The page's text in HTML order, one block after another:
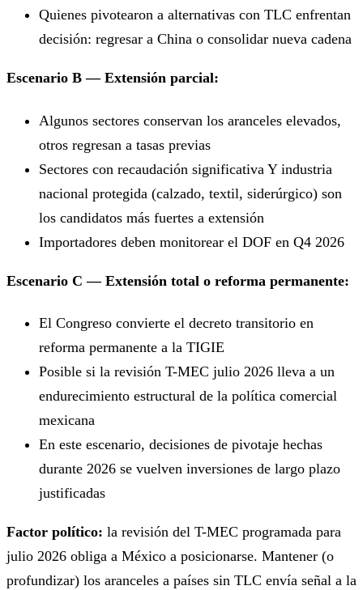
Quienes pivotearon a alternativas con TLC enfrentan
decisión: regresar a China o consolidar nueva cadena
Escenario B — Extensión parcial:
Algunos sectores conservan los aranceles elevados,
otros regresan a tasas previas
Sectores con recaudación significativa Y industria
nacional protegida (calzado, textil, siderúrgico) son
los candidatos más fuertes a extensión
Importadores deben monitorear el DOF en Q4 2026
Escenario C — Extensión total o reforma permanente:
El Congreso convierte el decreto transitorio en
reforma permanente a la TIGIE
Posible si la revisión T-MEC julio 2026 lleva a un
endurecimiento estructural de la política comercial
mexicana
En este escenario, decisiones de pivotaje hechas
durante 2026 se vuelven inversiones de largo plazo
justificadas
Factor político: la revisión del T-MEC programada para
julio 2026 obliga a México a posicionarse. Mantener (o
profundizar) los aranceles a países sin TLC envía señal a la